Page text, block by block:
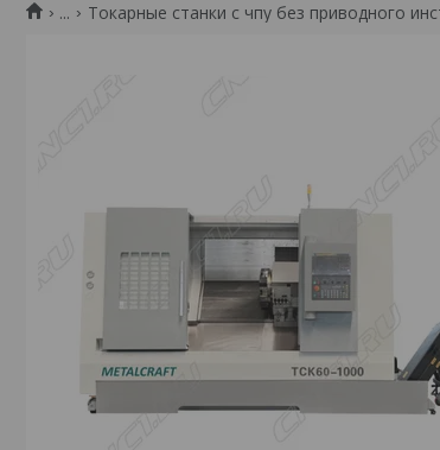
... Токарные станки с чпу без приводного